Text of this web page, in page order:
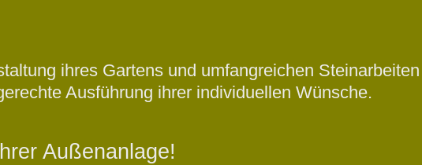
ihres Gartens und umfangreichen
Ausführung ihrer individuellen Wünsche.
Außenanlage!